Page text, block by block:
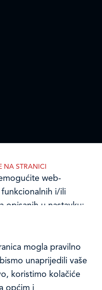
mogla pravilno
unaprijedili vaše
koristimo kolačiće
općim i
NA STRANICI
web-
i/ili
opisanih u nastavku: